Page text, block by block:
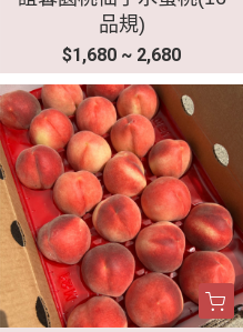
品規)
$1,680 ~ 2,680